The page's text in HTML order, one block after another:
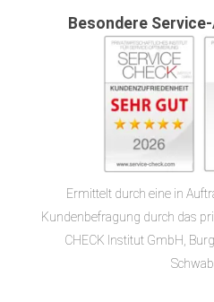
Besondere
Ermittelt durch eine in
Kundenbefragung durch das
CHECK Institut GmbH,